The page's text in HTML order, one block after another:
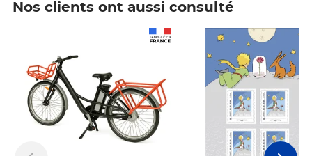
Nos clients ont aussi consulté
Prix 7,50€